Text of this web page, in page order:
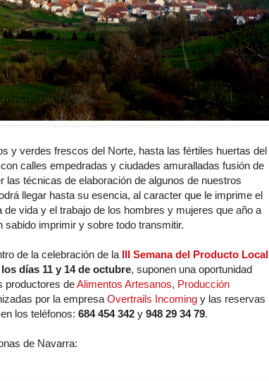
y verdes frescos del Norte, hasta las fértiles huertas del
calles empedradas y ciudades amuralladas fusión de
las técnicas de elaboración de algunos de nuestros
llegar hasta su esencia, al caracter que le imprime el
vida y el trabajo de los hombres y mujeres que año a
imprimir y sobre todo transmitir.
de la celebración de la III Semana del Producto Local
días 11 y 14 de octubre, suponen una oportunidad
productores deAlimentos Artesanos, Producción
por la empresa Overtrails Incoming y las reservas
los teléfonos: 684 454 342 y 948 29 34 79.
de Navarra: